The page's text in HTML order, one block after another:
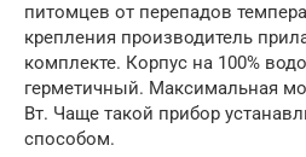
питомцев от перепадов
крепления производитель
комплекте. Корпус на 100%
герметичный. Максимальная
Вт. Чаще такой прибор
способом.